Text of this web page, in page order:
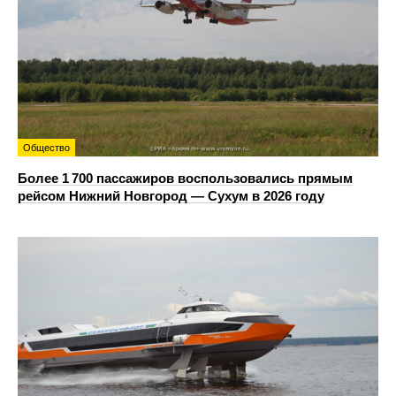
Общество
Более 1 700 пассажиров воспользовались прямым
рейсом Нижний Новгород — Сухум в 2026 году